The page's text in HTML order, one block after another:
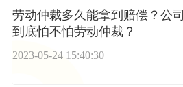
劳动仲裁多久能拿到赔偿？公司
到底怕不怕劳动仲裁？
2023-05-24 15:40:30